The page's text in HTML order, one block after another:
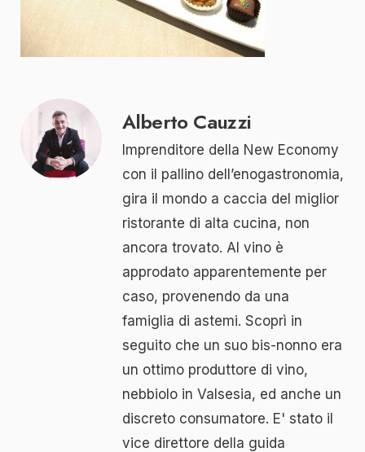
Alberto Cauzzi
Imprenditore della New Economy
con il pallino dell’enogastronomia,
gira il mondo a caccia del miglior
ristorante di alta cucina, non
ancora trovato. Al vino è
approdato apparentemente per
caso, provenendo da una
famiglia di astemi. Scoprì in
seguito che un suo bis-nonno era
un ottimo produttore di vino,
nebbiolo in Valsesia, ed anche un
discreto consumatore. E' stato il
vice direttore della guida